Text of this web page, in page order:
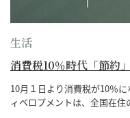
生活
消費税10％時代「節約
10月１日より消費税が10％
ィベロプメントは、全国在